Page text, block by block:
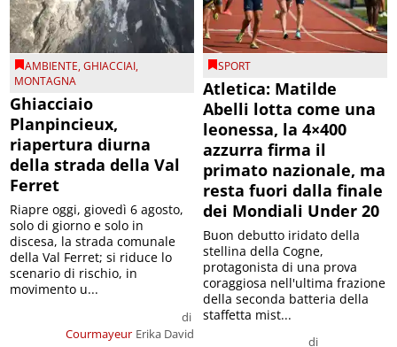
AMBIENTE,GHIACCIAI,
MONTAGNA
Ghiacciaio
Planpincieux,
riapertura diurna
della strada della Val
Ferret
Courmayeur
di
Erika David
Riapre oggi, giovedì 6 agosto,
solo di giorno e solo in
discesa, la strada comunale
della Val Ferret; si riduce lo
scenario di rischio, in
movimento u...
SPORT
Atletica: Matilde
Abelli lotta come una
leonessa, la 4×400
azzurra firma il
primato nazionale, ma
resta fuori dalla finale
dei Mondiali Under 20
di
Buon debutto iridato della
stellina della Cogne,
protagonista di una prova
coraggiosa nell'ultima frazione
della seconda batteria della
staffetta mist...